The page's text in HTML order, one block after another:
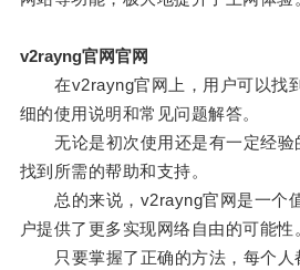
v2rayng官网官网
在v2rayng官网上，用户可以找
细的使用说明和常见问题解答。
无论是初次使用还是有一定经验
找到所需的帮助和支持。
总的来说，v2rayng官网是一个
户提供了更多实现网络自由的可能性
只要掌握了正确的方法，每个人